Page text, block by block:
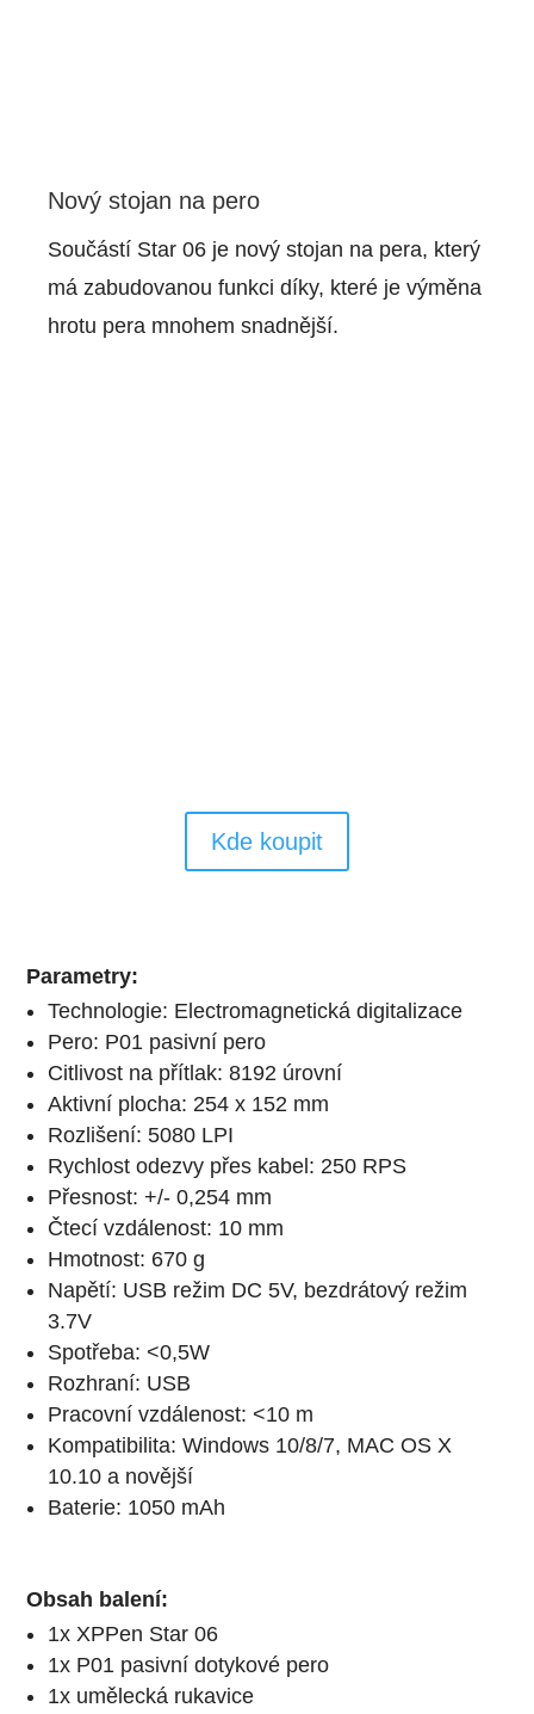
Nový stojan na pero
Součástí Star 06 je nový stojan na pera, který
má zabudovanou funkci díky, které je výměna
hrotu pera mnohem snadnější.
Kde koupit
Parametry:
Technologie: Electromagnetická digitalizace
Pero: P01 pasivní pero
Citlivost na přítlak: 8192 úrovní
Aktivní plocha: 254 x 152 mm
Rozlišení: 5080 LPI
Rychlost odezvy přes kabel: 250 RPS
Přesnost: +/- 0,254 mm
Čtecí vzdálenost: 10 mm
Hmotnost: 670 g
Napětí: USB režim DC 5V, bezdrátový režim
3.7V
Spotřeba: <0,5W
Rozhraní: USB
Pracovní vzdálenost: <10 m
Kompatibilita: Windows 10/8/7, MAC OS X
10.10 a novější
Baterie: 1050 mAh
Obsah balení:
1x XPPen Star 06
1x P01 pasivní dotykové pero
1x umělecká rukavice